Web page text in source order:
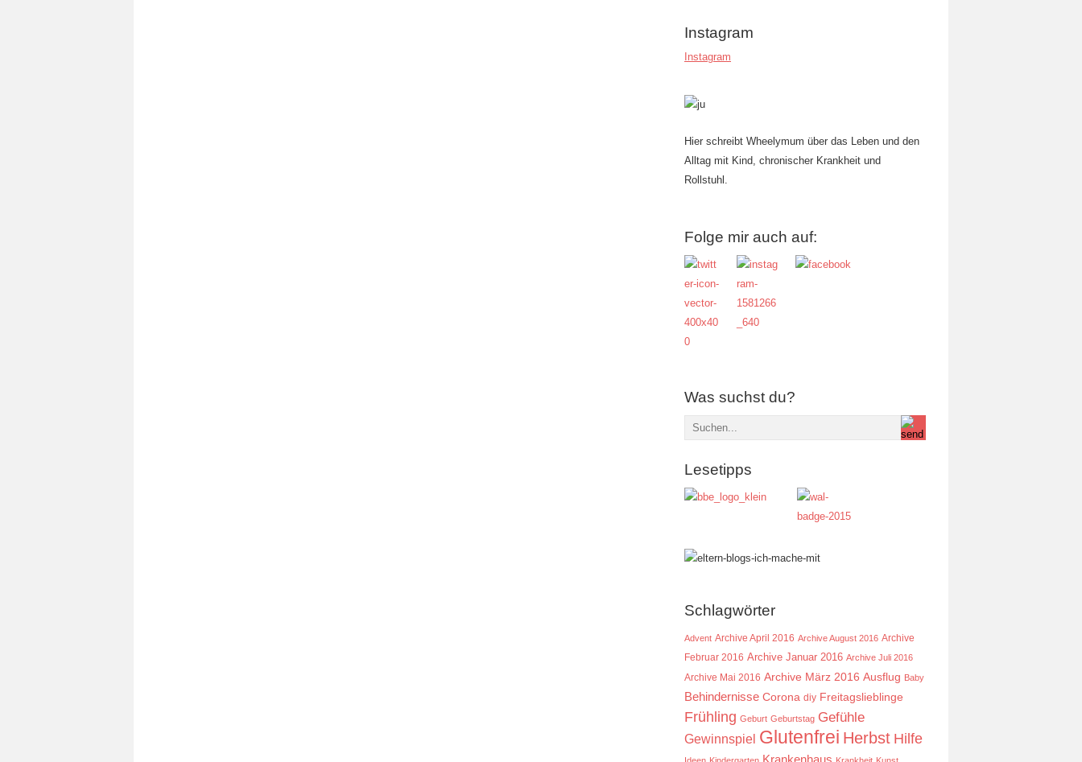
Instagram
Instagram
Hier schreibt Wheelymum über das Leben und den
Alltag mit Kind, chronischer Krankheit und
Rollstuhl.
Folge mir auch auf:
Was suchst du?
Lesetipps
Schlagwörter
Advent Archive April 2016 Archive August 2016 Archive
Februar 2016 Archive Januar 2016 Archive Juli 2016
Archive Mai 2016 Archive März 2016 Ausflug Baby
Behindernisse Corona diy Freitagslieblinge
Frühling Geburt Geburtstag Gefühle
Gewinnspiel Glutenfrei Herbst Hilfe
Krankenhaus